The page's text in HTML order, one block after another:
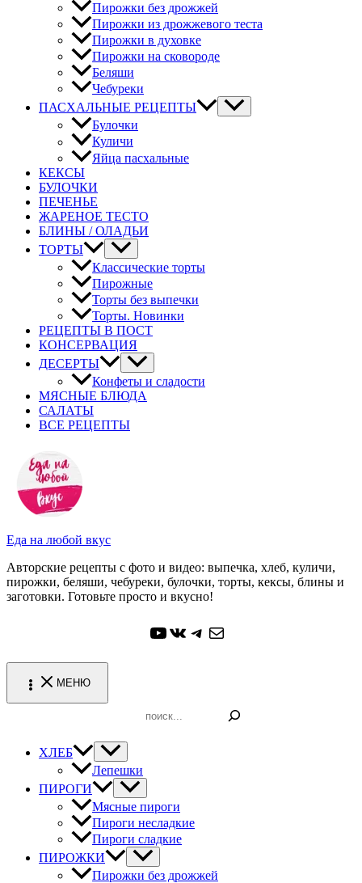
Пирожки без дрожжей
Пирожки из дрожжевого теста
Пирожки в духовке
Пирожки на сковороде
Беляши
Чебуреки
ПАСХАЛЬНЫЕ РЕЦЕПТЫ
Булочки
Куличи
Яйца пасхальные
КЕКСЫ
БУЛОЧКИ
ПЕЧЕНЬЕ
ЖАРЕНОЕ ТЕСТО
БЛИНЫ / ОЛАДЬИ
ТОРТЫ
Классические торты
Пирожные
Торты без выпечки
Торты. Новинки
РЕЦЕПТЫ В ПОСТ
КОНСЕРВАЦИЯ
ДЕСЕРТЫ
Конфеты и сладости
МЯСНЫЕ БЛЮДА
САЛАТЫ
ВСЕ РЕЦЕПТЫ
Еда на любой вкус
Авторские рецепты с фото и видео: выпечка, хлеб, куличи,
пирожки, беляши, чебуреки, булочки, торты, кексы, блины и
заготовки. Готовьте просто и вкусно!
YouTube
ВКонтакте
Telegram
Почта
МЕНЮ
ХЛЕБ
Лепешки
ПИРОГИ
Мясные пироги
Пироги несладкие
Пироги сладкие
ПИРОЖКИ
Пирожки без дрожжей